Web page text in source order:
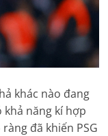
khác nào đang
khả năng kí hợp
đã khiến PSG